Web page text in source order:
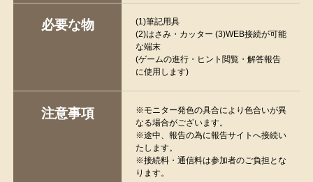
必要な物
(1)筆記用具
(2)はさみ・カッター (3)WEB接続が可能
な端末
(ゲームの進行・ヒント閲覧・解答報告
に使用します)
注意事項
※モニター発色の具合により色合いが異
なる場合がございます。
※途中、報告の為に報告サイトへ接続い
たします。
※接続料・通信料は参加者のご負担とな
ります。